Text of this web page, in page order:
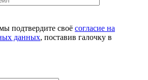
подтвердите своё согласие на
данных, поставив галочку в